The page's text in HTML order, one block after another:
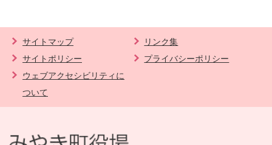
サイトマップ
リンク集
サイトポリシー
プライバシーポリシー
ウェブアクセシビリティに
ついて